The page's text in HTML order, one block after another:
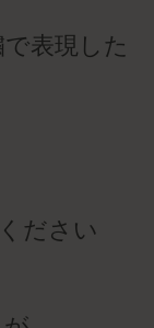
表現した
ださい